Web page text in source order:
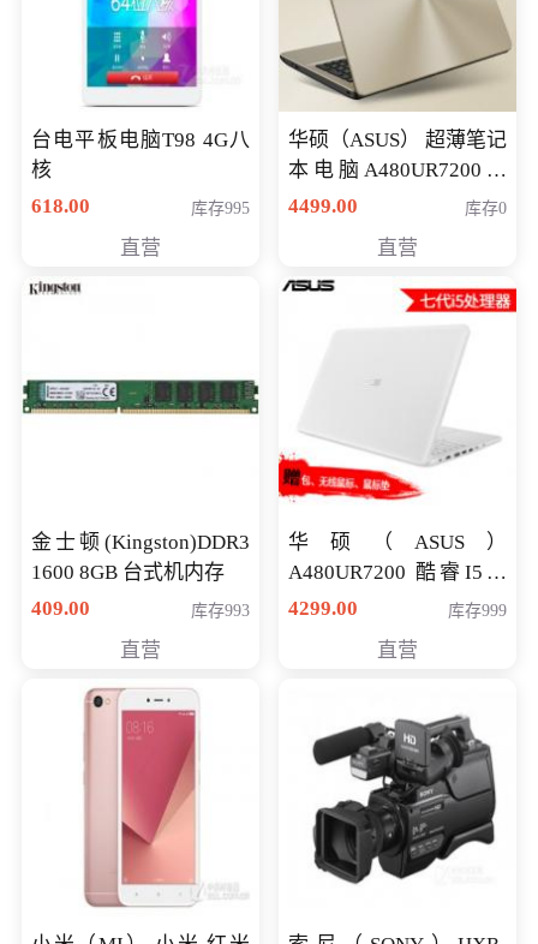
台电平板电脑T98 4G八
核
618.00
库存995
直营
华硕（ASUS） 超薄笔记
本电脑A480UR7200游
戏14英寸学生上网轻薄
GT930MX-
4499.00 库存0
直营
金士顿(Kingston)DDR3
1600 8GB 台式机内存
409.00
库存993
直营
华硕（ASUS）
A480UR7200 酷睿I5超
薄学生办公游戏独显笔
NV930-2G独
4299.00 库存999
直营